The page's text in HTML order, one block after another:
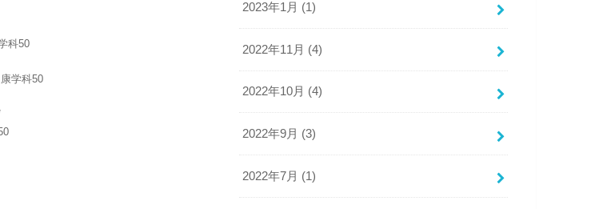
科50
学科50
2023年1月 (1)
2022年11月 (4)
2022年10月 (4)
2022年9月 (3)
2022年7月 (1)